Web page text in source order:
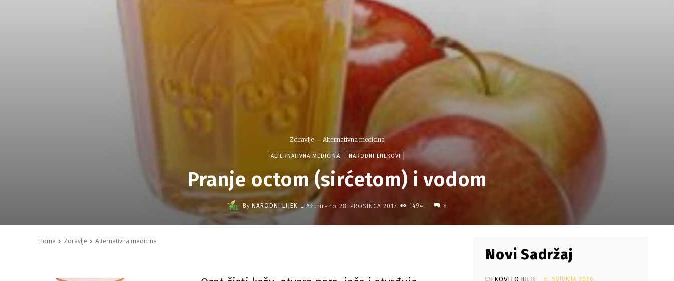
Zdravlje Alternativna medicina
ALTERNATIVNA MEDICINA NARODNI LIJEKOVI
Pranje octom (sirćetom) i vodom
By NARODNI LIJEK - Ažurirano 28. PROSINCA 2017. 1494 8
Home Zdravlje Alternativna medicina
Novi Sadržaj
LJEKOVITO BILJE 6. SVIBNJA 2026.